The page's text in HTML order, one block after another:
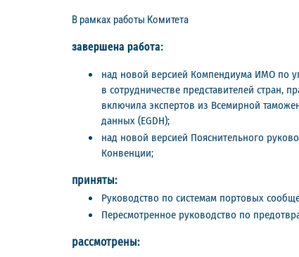
В рамках работы Комитета
завершена работа:
над новой версией Компендиума ИМО по
в сотрудничестве представителей
включила экспертов из Всемирной
данных (EGDH);
над новой версией Пояснительного
Конвенции;
приняты:
Руководство по системам портовых
Пересмотренное руководство по
рассмотрены: